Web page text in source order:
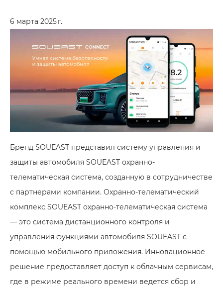
6 марта 2025 г.
Бренд SOUEAST представил систему управления и
защиты автомобиля SOUEAST охранно-
телематическая система, созданную в сотрудничестве
с партнерами компании. Охранно-телематический
комплекс SOUEAST охранно-телематическая система
— это система дистанционного контроля и
управления функциями автомобиля SOUEAST с
помощью мобильного приложения. Инновационное
решение предоставляет доступ к облачным сервисам,
где в режиме реального времени ведется сбор и